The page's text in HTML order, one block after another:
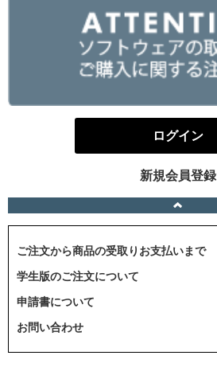
ログイン
新規会員登録
ご注文から商品の受取りお支払いまで
学生版のご注文について
申請書について
お問い合わせ